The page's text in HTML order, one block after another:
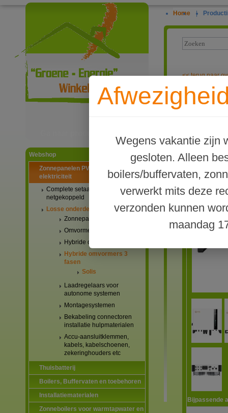
Webshop
Zonnepanelen PV-systemen
elektriciteit
Complete setaanbiedingen
netgekoppeld
Losse onderdelen
Zonnepanelen
Omvormers netgekoppeld
Hybride omvormers 1 fase
Hybride omvormers 3
fasen
Solis
Laadregelaars voor
autonome systemen
Montagesystemen
Bekabeling connectoren
installatie hulpmaterialen
Accu-aansluitklemmen,
kabels, kabelschoenen,
zekeringhouders etc
Thuisbatterij
Boilers, Buffervaten en toebehoren
Installatiematerialen
Zonneboilers voor warmtapwater en
Home |
Wegens vakantie zijn
gesloten. Alleen
boilers/buffervaten,
verwerkt mits deze
verzonden kunnen
maandag
<<terug naar
Solis S6-
Bijpassende